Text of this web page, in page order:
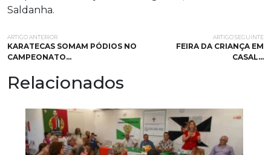
Saldanha.
ARTIGO ANTERIOR
KARATECAS SOMAM PÓDIOS NO
CAMPEONATO…
ARTIGO SEGUINTE
FEIRA DA CRIANÇA EM
CASAL…
Relacionados